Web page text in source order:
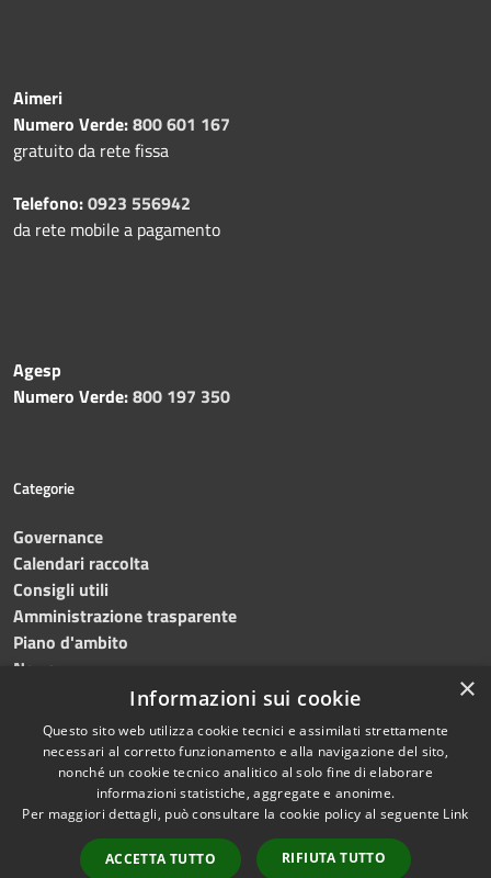
Aimeri
Numero Verde:800 601 167
gratuito da rete fissa
Telefono:0923 556942
da rete mobile a pagamento
Agesp
Numero Verde:800 197 350
Categorie
Governance
Calendari raccolta
Consigli utili
Amministrazione trasparente
Piano d'ambito
News
Accessibilità
Copyright © 2023 •
Trapani provincia nord•
Powered
×
Informazioni sui cookie
Questo sito web utilizza cookie tecnici e assimilati strettamente
necessari al corretto funzionamento e alla navigazione del sito,
nonché un cookie tecnico analitico al solo fine di elaborare
informazioni statistiche, aggregate e anonime.
Per maggiori dettagli, può consultare la cookie policy al seguente Link
ACCETTA TUTTO RIFIUTA TUTTO